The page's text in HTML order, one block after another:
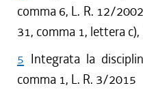
comma 6, L. R. 12/
31, comma 1, lettera
5 Integrata la
comma 1, L. R. 3/2015